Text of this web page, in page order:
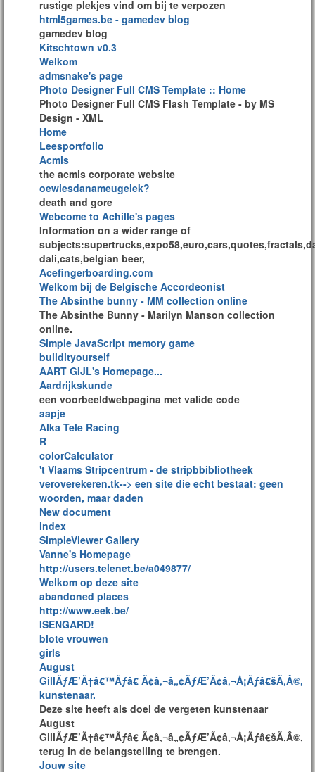
rustige plekjes vind om bij te verpozen
html5games.be - gamedev blog
gamedev blog
Kitschtown v0.3
Welkom
admsnake's page
Photo Designer Full CMS Template :: Home
Photo Designer Full CMS Flash Template - by MS
Design - XML
Home
Leesportfolio
Acmis
the acmis corporate website
oewiesdanameugelek?
death and gore
Webcome to Achille's pages
Information on a wider range of
dali,cats,belgian beer,
Acefingerboarding.com
Welkom bij de Belgische Accordeonist
The Absinthe bunny - MM collection online
The Absinthe Bunny - Marilyn Manson collection
online.
Simple JavaScript memory game
buildityourself
AART GIJL's Homepage...
Aardrijkskunde
een voorbeeldwebpagina met valide code
aapje
Alka Tele Racing
R
colorCalculator
't Vlaams Stripcentrum - de stripbbibliotheek
veroverekeren.tk--> een site die echt bestaat: geen
woorden, maar daden
New document
index
SimpleViewer Gallery
Vanne's Homepage
http://users.telenet.be/a049877/
Welkom op deze site
abandoned places
http://www.eek.be/
ISENGARD!
blote vrouwen
girls
August
GillÃƒÆ’Ã†â€™Ãƒâ€ Ã¢â‚¬â„¢ÃƒÆ’Ã¢â‚¬Å¡Ãƒâ€šÃ‚Â©,
kunstenaar.
Deze site heeft als doel de vergeten kunstenaar
August
GillÃƒÆ’Ã†â€™Ãƒâ€ Ã¢â‚¬â„¢ÃƒÆ’Ã¢â‚¬Å¡Ãƒâ€šÃ‚Â©,
terug in de belangstelling te brengen.
Jouw site